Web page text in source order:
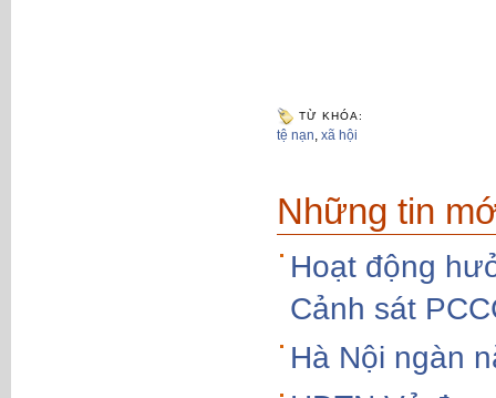
TỪ KHÓA:
tệ nạn, xã hội
Những tin
Hoạt động
Cảnh sát
Hà Nội ngàn